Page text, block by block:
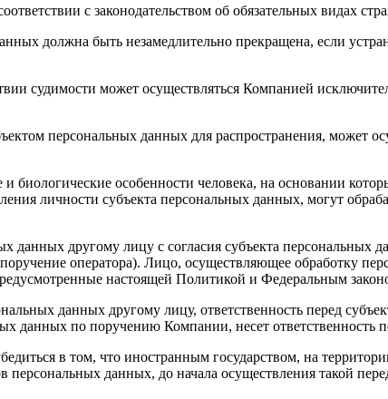
с законодательством об обязательных видах
должна быть незамедлительно прекращена, если
судимости может осуществляться Компанией
персональных данных для распространения, может
биологические особенности человека, на основании
личности субъекта персональных данных, могут
данных другому лицу с согласия субъекта персональных
оператора). Лицо, осуществляющее обработку
настоящей Политикой и Федеральным
данных другому лицу, ответственность перед
данных по поручению Компании, несет ответственность
в том, что иностранным государством, на
персональных данных, до начала осуществления такой